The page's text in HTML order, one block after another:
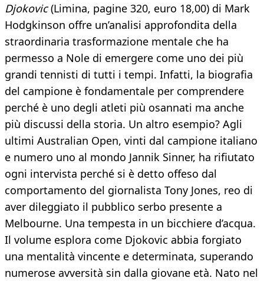
Djokovic(Limina, pagine 320, euro 18,00) di Mark
Hodgkinson offre un’analisi approfondita della
straordinaria trasformazione mentale che ha
permesso a Nole di emergere come uno dei più
grandi tennisti di tutti i tempi. Infatti, la biografia
del campione è fondamentale per comprendere
perché è uno degli atleti più osannati ma anche
più discussi della storia. Un altro esempio? Agli
ultimi Australian Open, vinti dal campione italiano
e numero uno al mondo Jannik Sinner, ha rifiutato
ogni intervista perché si è detto offeso dal
comportamento del giornalista Tony Jones, reo di
aver dileggiato il pubblico serbo presente a
Melbourne. Una tempesta in un bicchiere d’acqua.
Il volume esplora come Djokovic abbia forgiato
una mentalità vincente e determinata, superando
numerose avversità sin dalla giovane età. Nato nel